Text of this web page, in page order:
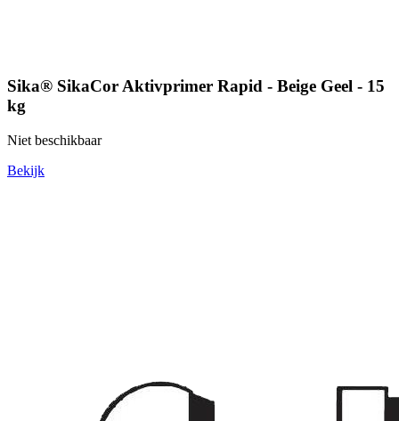
Sika® SikaCor Aktivprimer Rapid - Beige Geel - 15
kg
Niet beschikbaar
Bekijk